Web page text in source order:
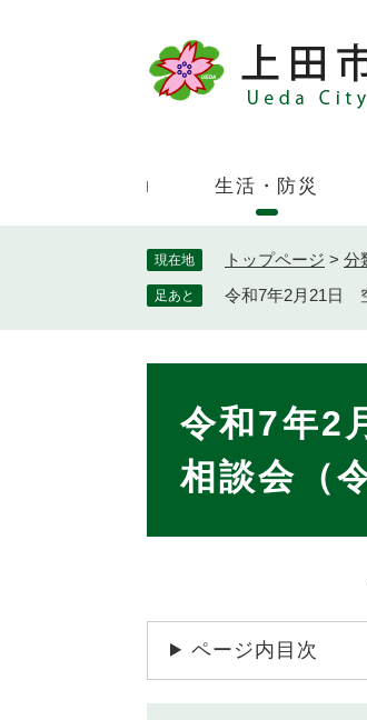
。
生活・防災
現在地 トップページ > 分
足あと 令和7年2月21日
令和7年2
相談会（
ページ内目次